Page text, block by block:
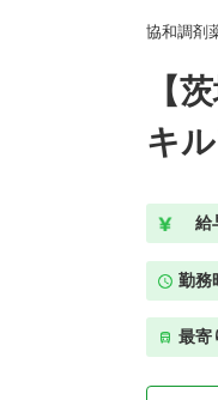
協和調剤
【
キ
給
勤務
最寄